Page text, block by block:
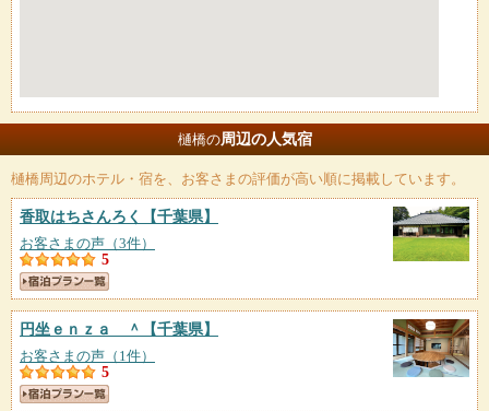
樋橋の周辺の人気宿
樋橋周辺のホテル・宿を、お客さまの評価が高い順に掲載しています。
香取はちさんろく 【千葉県】
お客さまの声（3件）
5
円坐ｅｎｚａ ＾ 【千葉県】
お客さまの声（1件）
5